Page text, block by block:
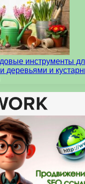
инструменты
деревьями и